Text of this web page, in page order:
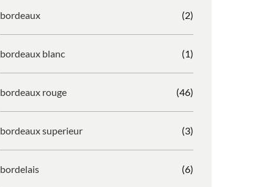
bordeaux (2)
bordeaux blanc (1)
bordeaux rouge (46)
bordeaux superieur (3)
bordelais (6)